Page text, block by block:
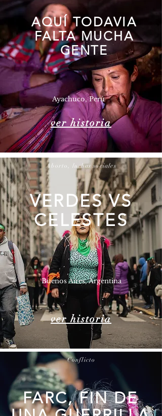
AQUÍ TODAVIA
FALTA MUCHA
GENTE
Ayachuco, Perú
ver historia
Aborto, luchas sociales
VERDES VS
CELESTES
Buenos Aires, Argentina
ver historia
Conflicto
FARC, FIN DE